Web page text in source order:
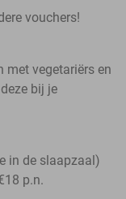
vouchers!
met vegetariërs en
bij je
in de slaapzaal)
p.n.